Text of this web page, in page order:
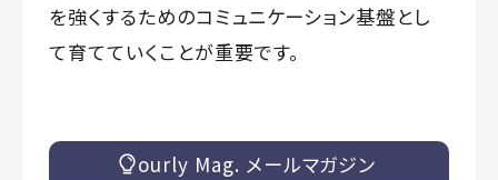
を強くするためのコミュニケーション基盤とし
て育てていくことが重要です。
ourly Mag. メールマガジン